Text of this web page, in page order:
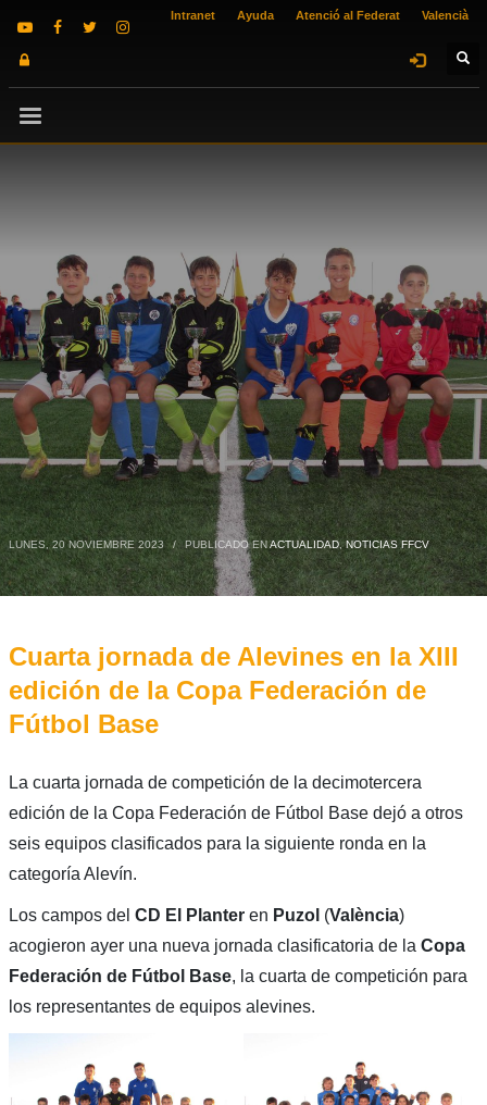
Intranet Ayuda Atenció al Federat Valencià
LUNES, 20 NOVIEMBRE 2023 / PUBLICADO ENACTUALIDAD,NOTICIAS FFCV
Cuarta jornada de Alevines en la XIII
edición de la Copa Federación de
Fútbol Base
La cuarta jornada de competición de la decimotercera
edición de la Copa Federación de Fútbol Base dejó a otros
seis equipos clasificados para la siguiente ronda en la
categoría Alevín.
Los campos del CD El Planteren Puzol (València)
acogieron ayer una nueva jornada clasificatoria de la Copa
Federación de Fútbol Base, la cuarta de competición para
los representantes de equipos alevines.